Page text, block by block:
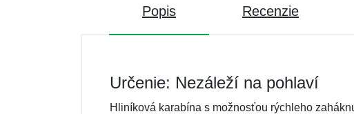
Popis Recenzie
Určenie: Nezáleží na pohlaví
Hliníková karabína s možnosťou rýchleho